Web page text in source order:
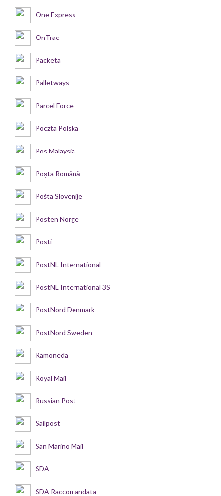
One Express
OnTrac
Packeta
Palletways
Parcel Force
Poczta Polska
Pos Malaysia
Poșta Română
Pošta Slovenije
Posten Norge
Posti
PostNL International
PostNL International 3S
PostNord Denmark
PostNord Sweden
Ramoneda
Royal Mail
Russian Post
Sailpost
San Marino Mail
SDA
SDA Raccomandata